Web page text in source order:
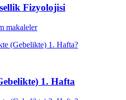
Fizyolojisi
makaleler
1. Hafta